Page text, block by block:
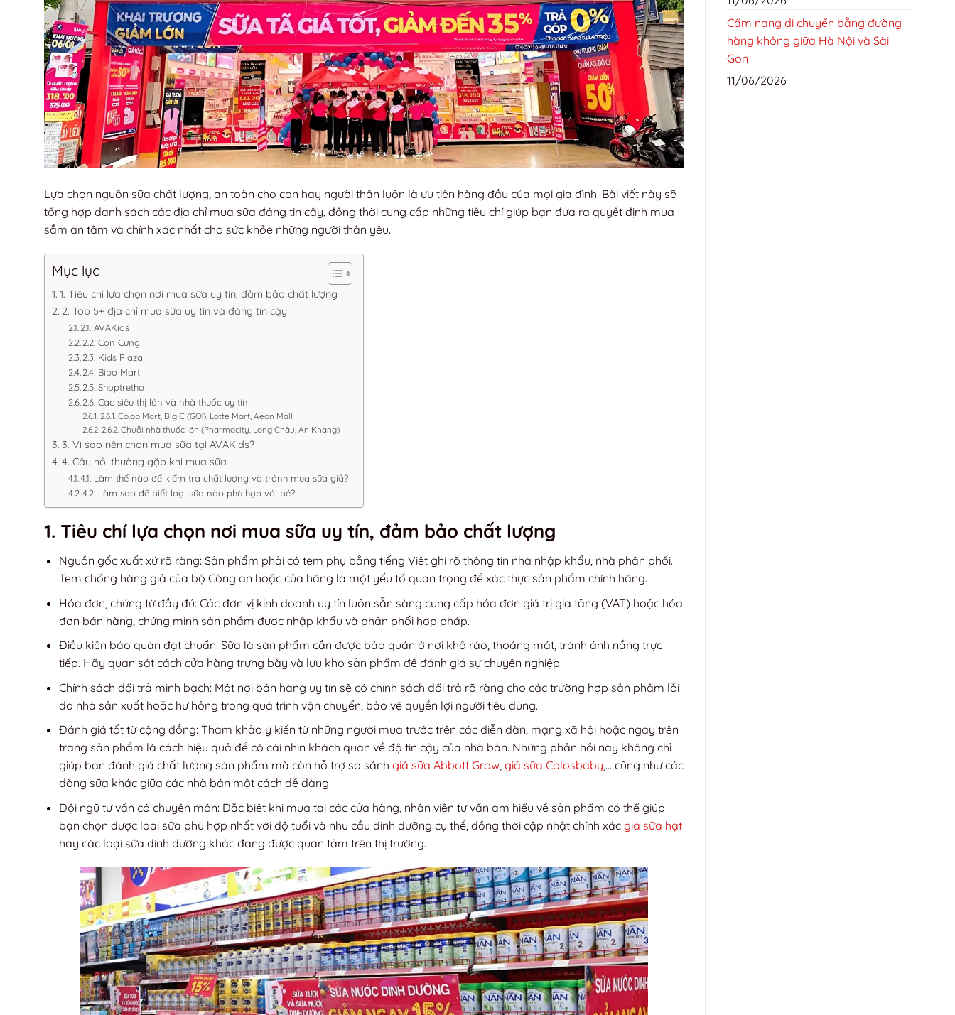
Lựa chọn nguồn sữa chất lượng, an toàn cho con hay người thân luôn là ưu tiên hàng đầu của mọi gia đình. Bài viết này sẽ
tổng hợp danh sách các địa chỉ mua sữa đáng tin cậy, đồng thời cung cấp những tiêu chí giúp bạn đưa ra quyết định mua
sắm an tâm và chính xác nhất cho sức khỏe những người thân yêu.
Mục lục
1. Tiêu chí lựa chọn nơi mua sữa uy tín, đảm bảo chất lượng
2. Top 5+ địa chỉ mua sữa uy tín và đáng tin cậy
2.1. AVAKids
2.2. Con Cưng
2.3. Kids Plaza
2.4. Bibo Mart
2.5. Shoptretho
2.6. Các siêu thị lớn và nhà thuốc uy tín
2.6.1. Co.op Mart, Big C (GO!), Lotte Mart, Aeon Mall
2.6.2. Chuỗi nhà thuốc lớn (Pharmacity, Long Châu, An Khang)
3. Vì sao nên chọn mua sữa tại AVAKids?
4. Câu hỏi thường gặp khi mua sữa
4.1. Làm thế nào để kiểm tra chất lượng và tránh mua sữa giả?
4.2. Làm sao để biết loại sữa nào phù hợp với bé?
1. Tiêu chí lựa chọn nơi mua sữa uy tín, đảm bảo chất lượng
Nguồn gốc xuất xứ rõ ràng: Sản phẩm phải có tem phụ bằng tiếng Việt ghi rõ thông tin nhà nhập khẩu, nhà phân phối.
Tem chống hàng giả của bộ Công an hoặc của hãng là một yếu tố quan trọng để xác thực sản phẩm chính hãng.
Hóa đơn, chứng từ đầy đủ: Các đơn vị kinh doanh uy tín luôn sẵn sàng cung cấp hóa đơn giá trị gia tăng (VAT) hoặc hóa
đơn bán hàng, chứng minh sản phẩm được nhập khẩu và phân phối hợp pháp.
Điều kiện bảo quản đạt chuẩn: Sữa là sản phẩm cần được bảo quản ở nơi khô ráo, thoáng mát, tránh ánh nắng trực
tiếp. Hãy quan sát cách cửa hàng trưng bày và lưu kho sản phẩm để đánh giá sự chuyên nghiệp.
Chính sách đổi trả minh bạch: Một nơi bán hàng uy tín sẽ có chính sách đổi trả rõ ràng cho các trường hợp sản phẩm lỗi
do nhà sản xuất hoặc hư hỏng trong quá trình vận chuyển, bảo vệ quyền lợi người tiêu dùng.
Đánh giá tốt từ cộng đồng: Tham khảo ý kiến từ những người mua trước trên các diễn đàn, mạng xã hội hoặc ngay trên
trang sản phẩm là cách hiệu quả để có cái nhìn khách quan về độ tin cậy của nhà bán. Những phản hồi này không chỉ
giúp bạn đánh giá chất lượng sản phẩm mà còn hỗ trợ so sánh giá sữa Abbott Grow, giá sữa Colosbaby,… cũng như các
dòng sữa khác giữa các nhà bán một cách dễ dàng.
Đội ngũ tư vấn có chuyên môn: Đặc biệt khi mua tại các cửa hàng, nhân viên tư vấn am hiểu về sản phẩm có thể giúp
bạn chọn được loại sữa phù hợp nhất với độ tuổi và nhu cầu dinh dưỡng cụ thể, đồng thời cập nhật chính xác giá sữa hạt
hay các loại sữa dinh dưỡng khác đang được quan tâm trên thị trường.
Cẩm nang di chuyển bằng đường
hàng không giữa Hà Nội và Sài
Gòn
11/06/2026